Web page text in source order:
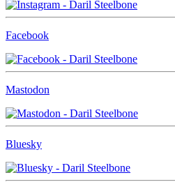
Facebook
Mastodon
Bluesky